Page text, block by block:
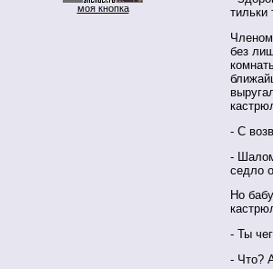
моя кнопка
тильки
без
- С
-
седло
Но
- Ты
- Что?